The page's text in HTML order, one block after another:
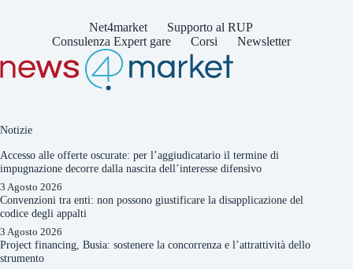
Net4market
Supporto al RUP
Consulenza Expert gare
Corsi Newsletter
Notizie
Accesso alle offerte oscurate: per l’aggiudicatario il termine di
impugnazione decorre dalla nascita dell’interesse difensivo
3 Agosto 2026
Convenzioni tra enti: non possono giustificare la disapplicazione del
codice degli appalti
3 Agosto 2026
Project financing, Busia: sostenere la concorrenza e l’attrattività dello
strumento